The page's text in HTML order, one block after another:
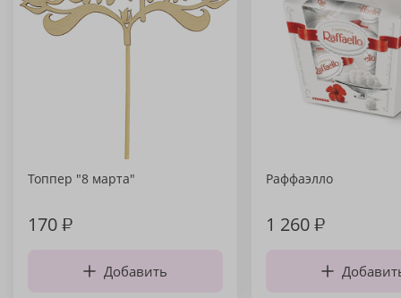
Топпер "8 марта"
170₽
Добавить
Раффаэлло
1 260₽